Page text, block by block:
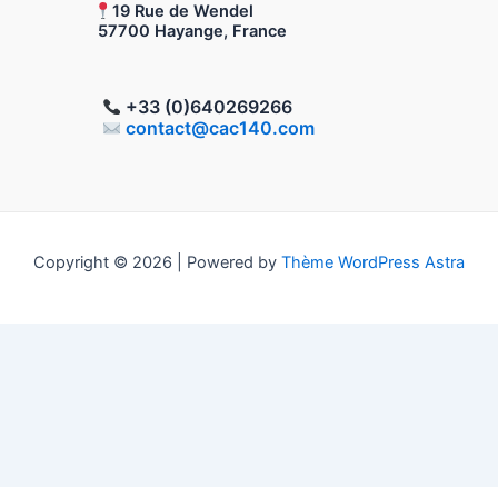
19 Rue de Wendel
57700 Hayange, France
+33 (0)640269266
contact@cac140.com
Copyright © 2026 | Powered by Thème WordPress Astra